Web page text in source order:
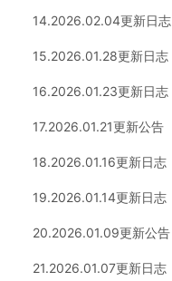
14.2026.02.04更新日志
15.2026.01.28更新日志
16.2026.01.23更新日志
17.2026.01.21更新公告
18.2026.01.16更新日志
19.2026.01.14更新日志
20.2026.01.09更新公告
21.2026.01.07更新日志